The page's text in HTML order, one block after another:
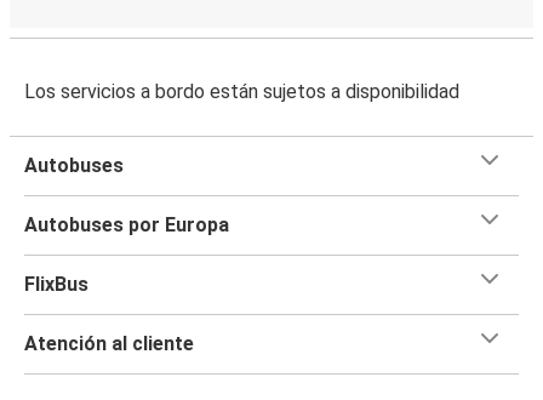
Los servicios a bordo están sujetos a disponibilidad
Autobuses
Autobuses por Europa
FlixBus
Atención al cliente